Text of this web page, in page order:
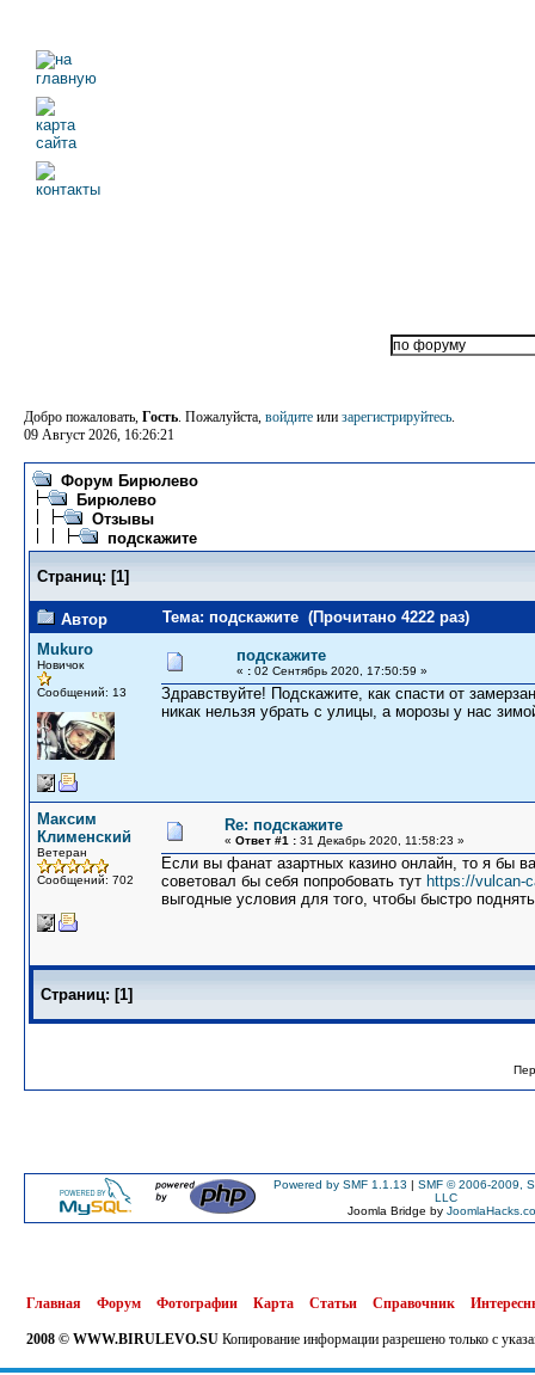
Добро пожаловать, Гость. Пожалуйста, войдите или зарегистрируйтесь.
09 Август 2026, 16:26:21
Форум Бирюлево
Бирюлево
Отзывы
подскажите
Страниц: [1]
Автор
Тема: подскажите (Прочитано 4222 раз)
Mukuro
Новичок
Сообщений: 13
подскажите
« : 02 Сентябрь 2020, 17:50:59 »
Здравствуйте! Подскажите, как спасти от
никак нельзя убрать с улицы, а морозы у нас
Максим
Клименский
Ветеран
Сообщений: 702
Re: подскажите
« Ответ #1 : 31 Декабрь 2020, 11:58:23 »
Если вы фанат азартных казино онлайн, то я бы
советовал бы себя попробовать тут https://vulcan-
выгодные условия для того, чтобы быстро
Страниц: [1]
Powered by SMF 1.1.13 | SMF © 2006-2009,
LLC
Joomla Bridge by
Главная Форум Фотографии Карта Статьи Справочник
2008 © WWW.BIRULEVO.SU Копирование информации разрешено только с